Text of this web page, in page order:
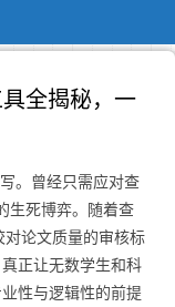
全揭秘，一
。曾经只需应对查
生死博弈。随着查
论文质量的审核标
正让无数学生和科
性与逻辑性的前提